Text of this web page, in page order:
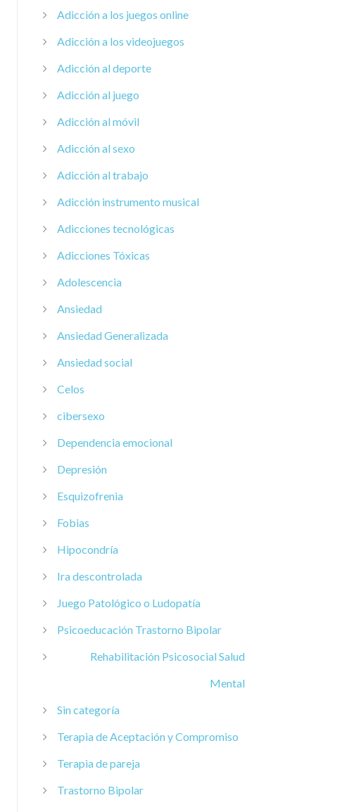
Adicción a los juegos online
Adicción a los videojuegos
Adicción al deporte
Adicción al juego
Adicción al móvil
Adicción al sexo
Adicción al trabajo
Adicción instrumento musical
Adicciones tecnológicas
Adicciones Tóxicas
Adolescencia
Ansiedad
Ansiedad Generalizada
Ansiedad social
Celos
cibersexo
Dependencia emocional
Depresión
Esquizofrenia
Fobias
Hipocondría
Ira descontrolada
Juego Patológico o Ludopatía
Psicoeducación Trastorno Bipolar
Rehabilitación Psicosocial Salud
Mental
Sin categoría
Terapia de Aceptación y Compromiso
Terapia de pareja
Trastorno Bipolar